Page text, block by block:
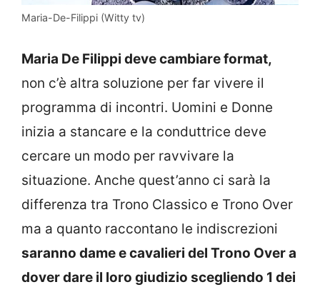
Maria-De-Filippi (Witty tv)
Maria De Filippi deve cambiare format,
non c’è altra soluzione per far vivere il
programma di incontri. Uomini e Donne
inizia a stancare e la conduttrice deve
cercare un modo per ravvivare la
situazione. Anche quest’anno ci sarà la
differenza tra Trono Classico e Trono Over
ma a quanto raccontano le indiscrezioni
saranno dame e cavalieri del Trono Over a
dover dare il loro giudizio scegliendo 1 dei